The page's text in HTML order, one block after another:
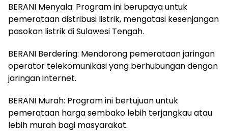
BERANI Menyala: Program ini berupaya untuk
pemerataan distribusi listrik, mengatasi kesenjangan
pasokan listrik di Sulawesi Tengah.
BERANI Berdering: Mendorong pemerataan jaringan
operator telekomunikasi yang berhubungan dengan
jaringan internet.
BERANI Murah: Program ini bertujuan untuk
pemerataan harga sembako lebih terjangkau atau
lebih murah bagi masyarakat.